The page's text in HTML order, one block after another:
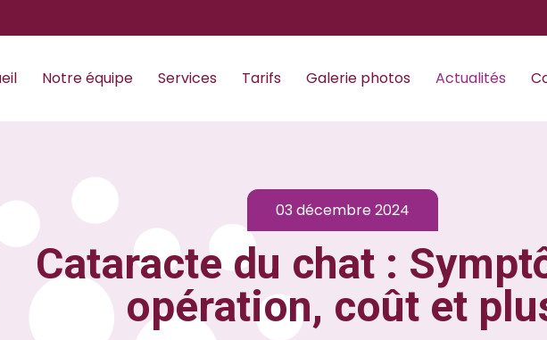
Notre équipe Services Tarifs Galerie photos Actualités
03 décembre 2024
Cataracte du chat :
opération, coût et